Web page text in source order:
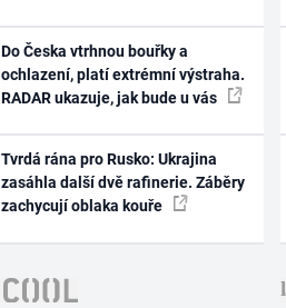
Do Česka vtrhnou bouřky a
ochlazení, platí extrémní výstraha.
RADAR ukazuje, jak bude u vás
Tvrdá rána pro Rusko: Ukrajina
zasáhla další dvě rafinerie. Záběry
zachycují oblaka kouře